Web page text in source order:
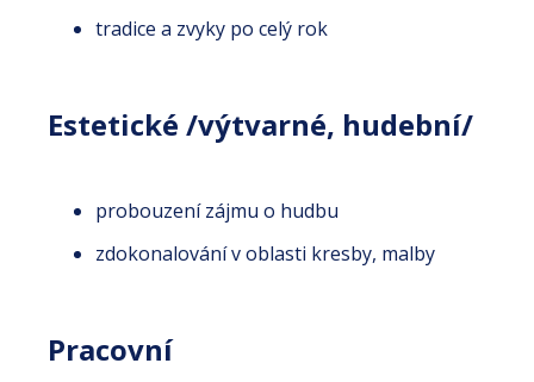
tradice a zvyky po celý rok
Estetické /výtvarné, hudební/
probouzení zájmu o hudbu
zdokonalování v oblasti kresby, malby
Pracovní